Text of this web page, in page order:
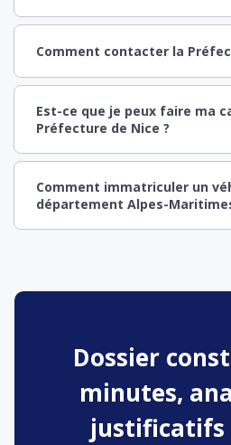
Comment contacter la
Est-ce que je peux faire ma
Préfecture de Nice ?
Comment immatriculer un
département Alpes-
Dossier
minutes,
justificatifs